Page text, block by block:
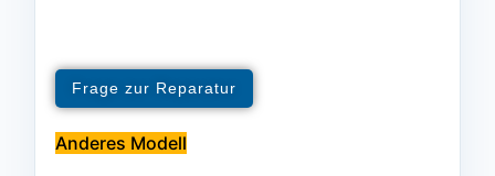
Frage zur Reparatur
Anderes Modell